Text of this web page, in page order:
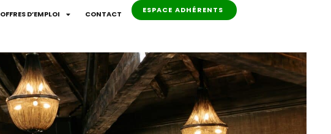
OFFRES D’EMPLOI CONTACT ESPACE ADHÉRENTS